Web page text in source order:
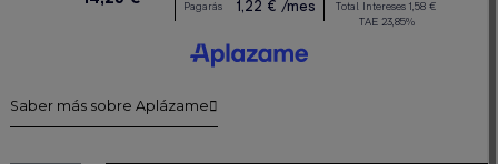
Saber más sobre Aplázame